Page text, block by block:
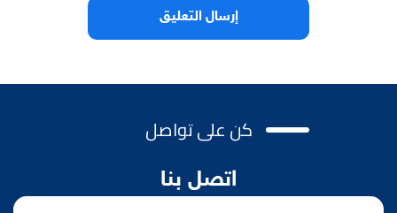
كن على تواصل
اتصل بنا